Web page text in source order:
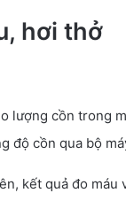
hơi thở
lượng cồn trong
độ cồn qua bộ
kết quả đo máu